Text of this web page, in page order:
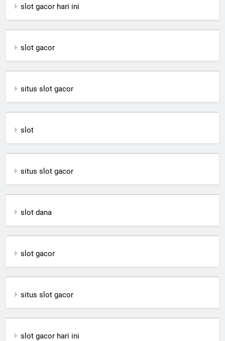
slot gacor hari ini
slot gacor
situs slot gacor
slot
situs slot gacor
slot dana
slot gacor
situs slot gacor
slot gacor hari ini